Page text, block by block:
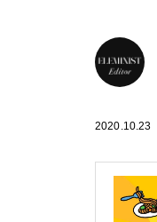
2020.10.23